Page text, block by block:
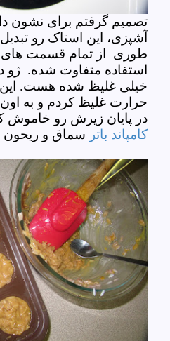
تصمیم گرفتم برای نشون
آشپزی، این استاک رو
طوری از تمام قسمت های
استفاده متفاوت شده. ژو
خیلی غلیظ شده هست. این
حرارت غلیظ کردم و به
در پایان زیرش رو خاموش
کامپاند باتر سماق و